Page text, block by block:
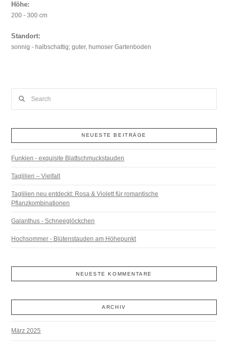
Höhe:
200 - 300 cm
Standort:
sonnig - halbschattig; guter, humoser Gartenboden
NEUESTE BEITRÄGE
Funkien - exquisite Blattschmuckstauden
Taglilien – Vielfalt
Taglilien neu entdeckt: Rosa & Violett für romantische
Pflanzkombinationen
Galanthus - Schneeglöckchen
Hochsommer - Blütenstauden am Höhepunkt
NEUESTE KOMMENTARE
ARCHIV
März 2025